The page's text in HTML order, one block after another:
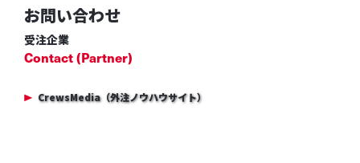
お問い合わせ
受注企業
Contact (Partner)
CrewsMedia（外注ノウハウサイト）